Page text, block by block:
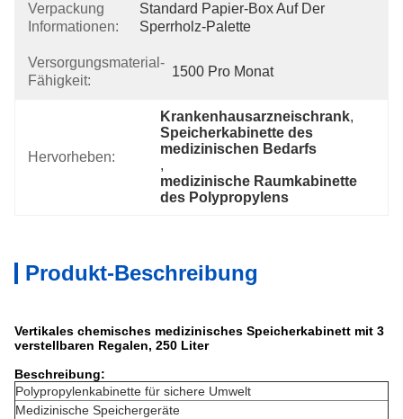
Verpackung
Informationen:
Standard Papier-Box Auf Der
Sperrholz-Palette
Versorgungsmaterial-
Fähigkeit:
1500 Pro Monat
Hervorheben:
Krankenhausarzneischrank,
Speicherkabinette des
medizinischen Bedarfs
,
medizinische Raumkabinette
des Polypropylens
Produkt-Beschreibung
Vertikales chemisches medizinisches Speicherkabinett mit 3
verstellbaren Regalen, 250 Liter
Beschreibung:
Polypropylenkabinette für sichere Umwelt
Medizinische Speichergeräte